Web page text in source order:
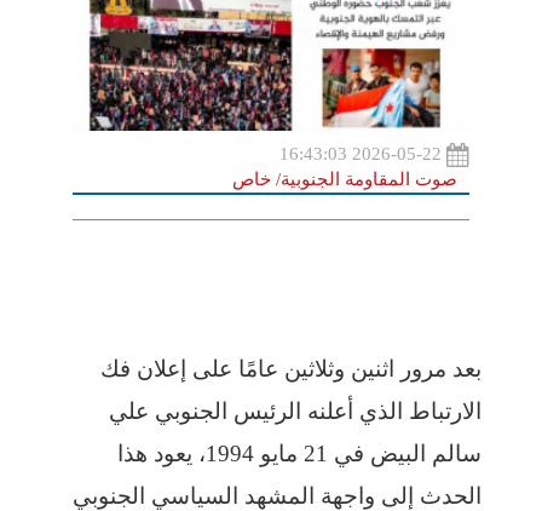
صوت المقاومة الجنوبية/ خاص
بعد مرور اثنين وثلاثين عامًا على إعلان فك
الارتباط الذي أعلنه الرئيس الجنوبي علي
سالم البيض في 21 مايو 1994، يعود هذا
الحدث إلى واجهة المشهد السياسي الجنوبي